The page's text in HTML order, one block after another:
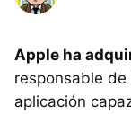
Apple ha
responsable de
aplicación